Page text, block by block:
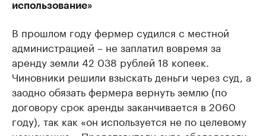
использование»
В прошлом году фермер судился с местной
администрацией – не заплатил вовремя за
аренду земли 42 038 рублей 18 копеек.
Чиновники решили взыскать деньги через суд, а
заодно обязать фермера вернуть землю (по
договору срок аренды заканчивается в 2060
году), так как «он используется не по целевому